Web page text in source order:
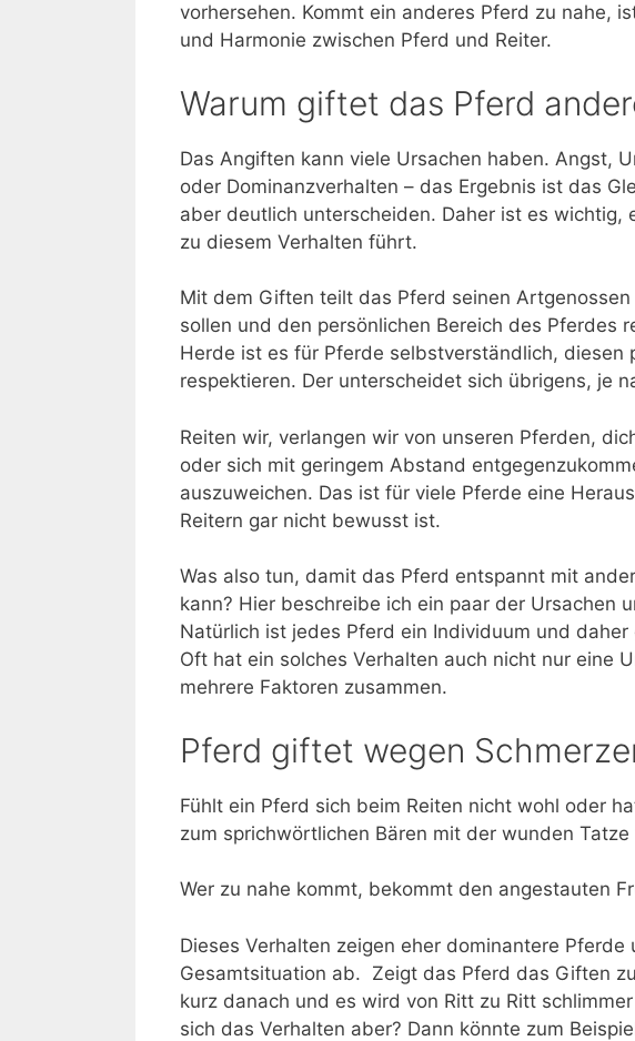
vorhersehen. Kommt ein anderes Pferd zu nahe,
und Harmonie zwischen Pferd und Reiter.
Warum giftet das Pferd
Das Angiften kann viele Ursachen haben. Angst,
oder Dominanzverhalten – das Ergebnis ist das
aber deutlich unterscheiden. Daher ist es wichtig,
zu diesem Verhalten führt.
Mit dem Giften teilt das Pferd seinen
sollen und den persönlichen Bereich des Pferdes
Herde ist es für Pferde selbstverständlich, diesen
respektieren. Der unterscheidet sich übrigens, je
Reiten wir, verlangen wir von unseren Pferden,
oder sich mit geringem Abstand
auszuweichen. Das ist für viele Pferde eine
Reitern gar nicht bewusst ist.
Was also tun, damit das Pferd entspannt mit
kann? Hier beschreibe ich ein paar der Ursachen
Natürlich ist jedes Pferd ein Individuum und
Oft hat ein solches Verhalten auch nicht nur eine
mehrere Faktoren zusammen.
Pferd giftet wegen
Fühlt ein Pferd sich beim Reiten nicht wohl oder
zum sprichwörtlichen Bären mit der wunden Tatze
Wer zu nahe kommt, bekommt den angestauten
Dieses Verhalten zeigen eher dominantere
Gesamtsituation ab. Zeigt das Pferd das Giften
kurz danach und es wird von Ritt zu Ritt
sich das Verhalten aber? Dann könnte zum